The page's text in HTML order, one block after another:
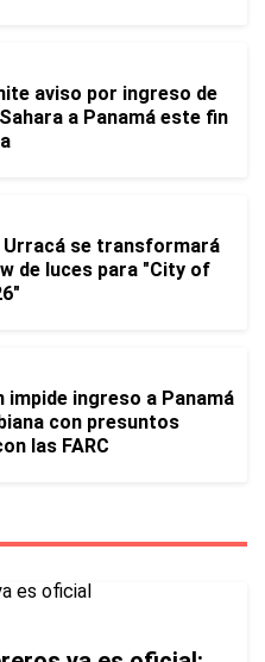
aviso por ingreso de
a Panamá este fin
Urracá se transformará
de luces para "City of
impide ingreso a Panamá
con presuntos
las FARC